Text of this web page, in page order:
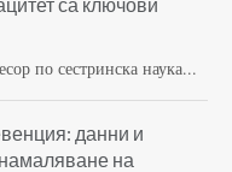
по сестринска наука...
данни и
на